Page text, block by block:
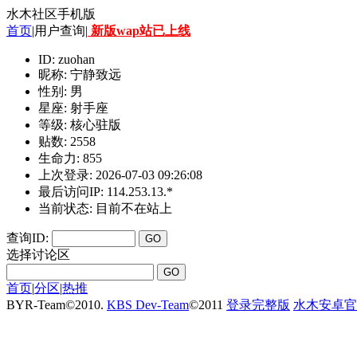
水木社区手机版
首页|用户查询| 新版wap站已上线
ID: zuohan
昵称: 宁静致远
性别: 男
星座: 射手座
等级: 核心驻版
贴数: 2558
生命力: 855
上次登录: 2026-07-03 09:26:08
最后访问IP: 114.253.13.*
当前状态: 目前不在站上
查询ID:
选择讨论区
首页|分区|热推
BYR-Team©2010. KBS Dev-Team©2011 登录完整版 水木安卓